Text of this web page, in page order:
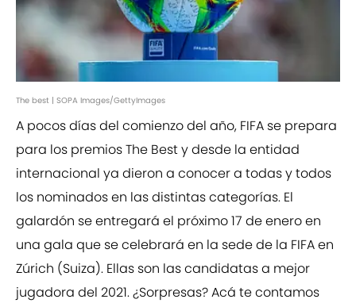
The best | SOPA Images/GettyImages
A pocos días del comienzo del año, FIFA se prepara
para los premios The Best y desde la entidad
internacional ya dieron a conocer a todas y todos
los nominados en las distintas categorías. El
galardón se entregará el próximo 17 de enero en
una gala que se celebrará en la sede de la FIFA en
Zúrich (Suiza). Ellas son las candidatas a mejor
jugadora del 2021. ¿Sorpresas? Acá te contamos